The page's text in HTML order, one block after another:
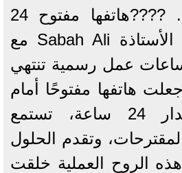
أن يكون وظيفة. ????هاتفها مفتوح 24
ساعة لم تتعامل الأستاذة Sabah Ali مع
ساعات عمل رسمية تنتهي
جعلت هاتفها مفتوحًا أمام
الجميع على مدار 24 ساعة، تستمع
وتقدم الحلول
الروح العملية خلقت